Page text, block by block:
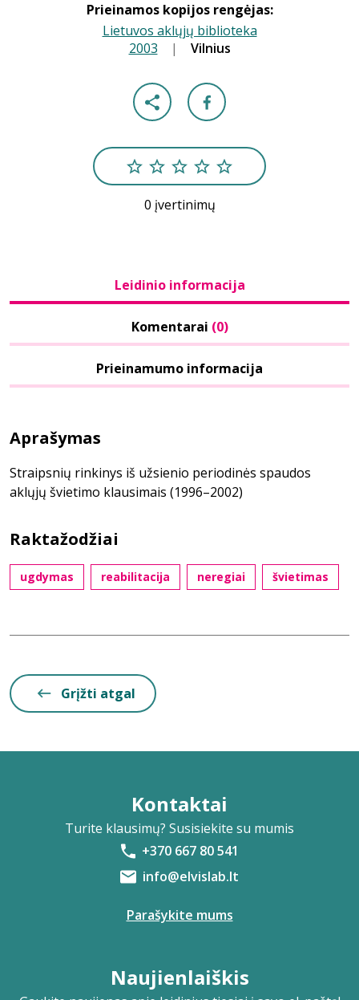
Prieinamos kopijos rengėjas:
Lietuvos aklųjų biblioteka
2003 | Vilnius
0 įvertinimų
Leidinio informacija
Komentarai (0)
Prieinamumo informacija
Aprašymas
Straipsnių rinkinys iš užsienio periodinės spaudos
aklųjų švietimo klausimais (1996–2002)
Raktažodžiai
ugdymas reabilitacija neregiai švietimas
Grįžti atgal
Kontaktai
Turite klausimų? Susisiekite su mumis
+370 667 80 541
info@elvislab.lt
Parašykite mums
Naujienlaiškis